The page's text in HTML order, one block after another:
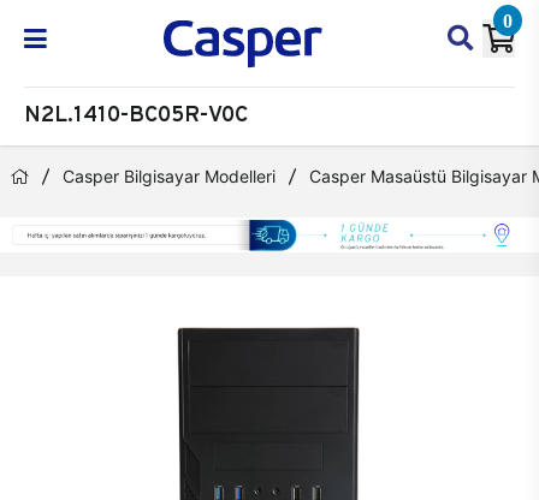
0
N2L.1410-BC05R-V0C
Casper Bilgisayar Modelleri Casper Masaüstü Bilgisayar